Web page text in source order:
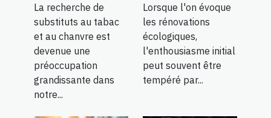
La recherche de
substituts au tabac
et au chanvre est
devenue une
préoccupation
grandissante dans
notre...
Lorsque l'on évoque
les rénovations
écologiques,
l'enthousiasme initial
peut souvent être
tempéré par...